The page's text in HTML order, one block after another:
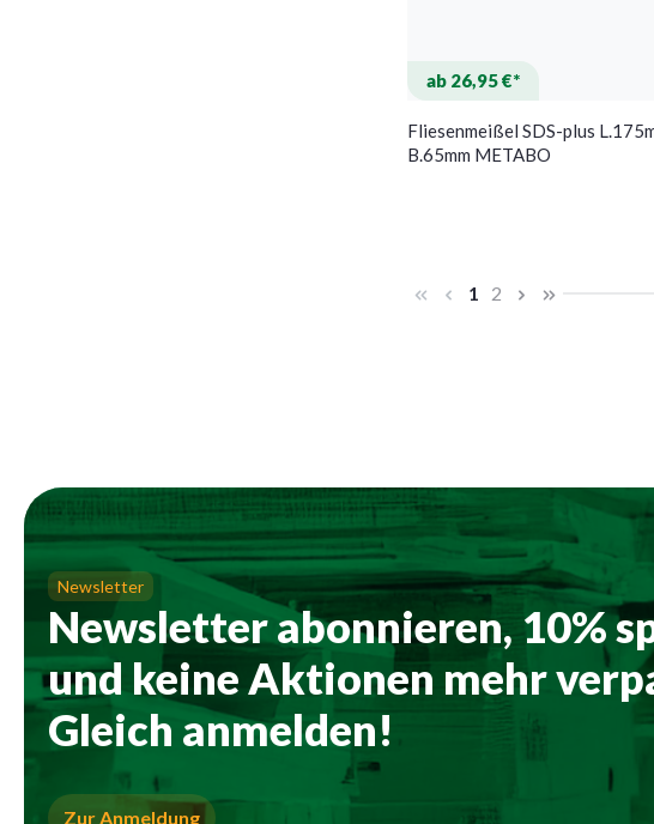
ab 26,95 €*
Fliesenmeißel SDS-plus
B.65mm METABO
Seite
1 Seite
2
Newsletter
Newsletter abonnieren, 10%
und keine Aktionen mehr
Gleich anmelden!
Zur Anmeldung